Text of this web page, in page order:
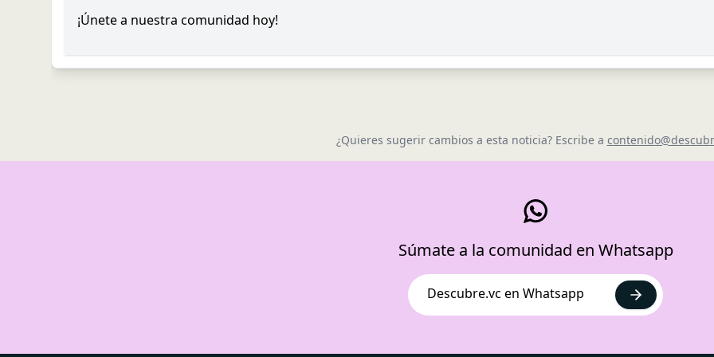
¡Únete a nuestra comunidad hoy!
¿Quieres sugerir cambios a esta noticia? Escribe a
Súmate a la comunidad en Whatsapp
Descubre.vc en Whatsapp